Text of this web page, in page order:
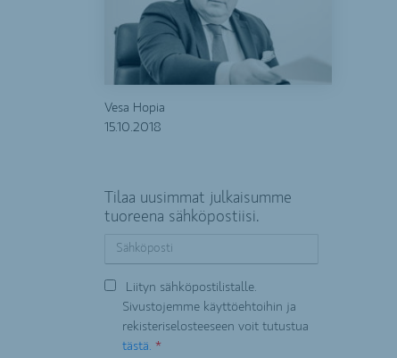
Vesa Hopia
15.10.2018
Tilaa uusimmat julkaisumme
tuoreena sähköpostiisi.
Liityn sähköpostilistalle.
Sivustojemme käyttöehtoihin ja
rekisteriselosteeseen voit tutustua
tästä. *